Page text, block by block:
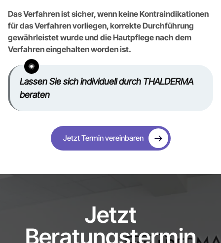
Das Verfahren ist sicher, wenn keine Kontraindikationen
für das Verfahren vorliegen, korrekte Durchführung
gewährleistet wurde und die Hautpflege nach dem
Verfahren eingehalten worden ist.
Lassen Sie sich individuell durch THALDERMA
beraten
Jetzt Termin vereinbaren
Jetzt
Beratungstermin